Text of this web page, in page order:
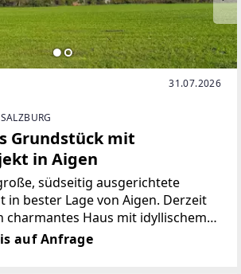
31.07.2026
Grundstück mit
in Aigen
südseitig ausgerichtete
in bester Lage von Aigen. Derzeit
charmantes Haus mit idyllischem
werden kann, auf dem
die Verwirklichung eines
auf Anfrage